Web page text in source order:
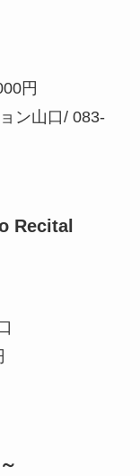
円
ン山口/ 083-
Recital